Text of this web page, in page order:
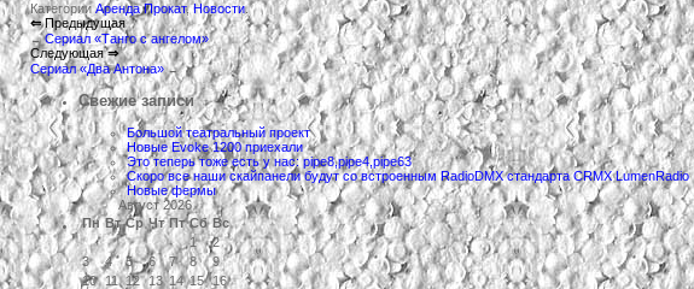
КатегорииАренда Прокат,Новости.
⇐Предыдущая
←Сериал «Танго с ангелом»
Следующая⇒
Сериал «Два Антона»→
Свежие записи
Большой театральный проект
Новые Evoke 1200 приехали
Это теперь тоже есть у нас: pipe8,pipe4,pipe63
Скоро все наши скайпанели будут со встроенным RadioDMX стандарта CRMX LumenRadio
Новые фермы
Август 2026
Пн Вт Ср Чт Пт Сб Вс
1
2
3
4 5 6 7 8
9
10 11 12 13 14 15 16